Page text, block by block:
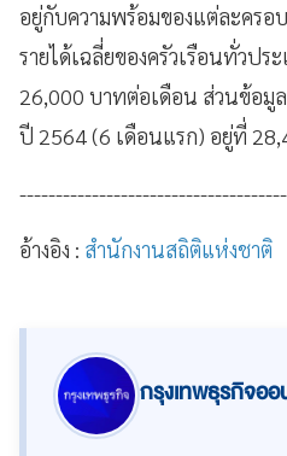
อยู่กับความพร้อมของแต่ละคร
รายได้เฉลี่ยของครัวเรือนทั่วป
26,000 บาทต่อเดือน ส่วนข้อมู
ปี 2564 (6 เดือนแรก) อยู่ที่
อ้างอิง : สำนักงานสถิติแห่งชาติ
กรุงเทพธุรกิจออ